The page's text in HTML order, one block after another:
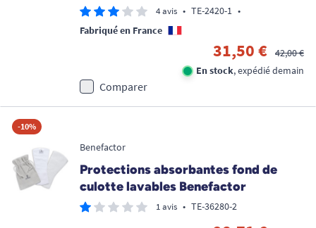
4 avis • TE-2420-1 •
Fabriqué en France
31,50 €
42,00 €
En stock, expédié demain
Comparer
-10%
Benefactor
Protections absorbantes fond de
culotte lavables Benefactor
1 avis • TE-36280-2